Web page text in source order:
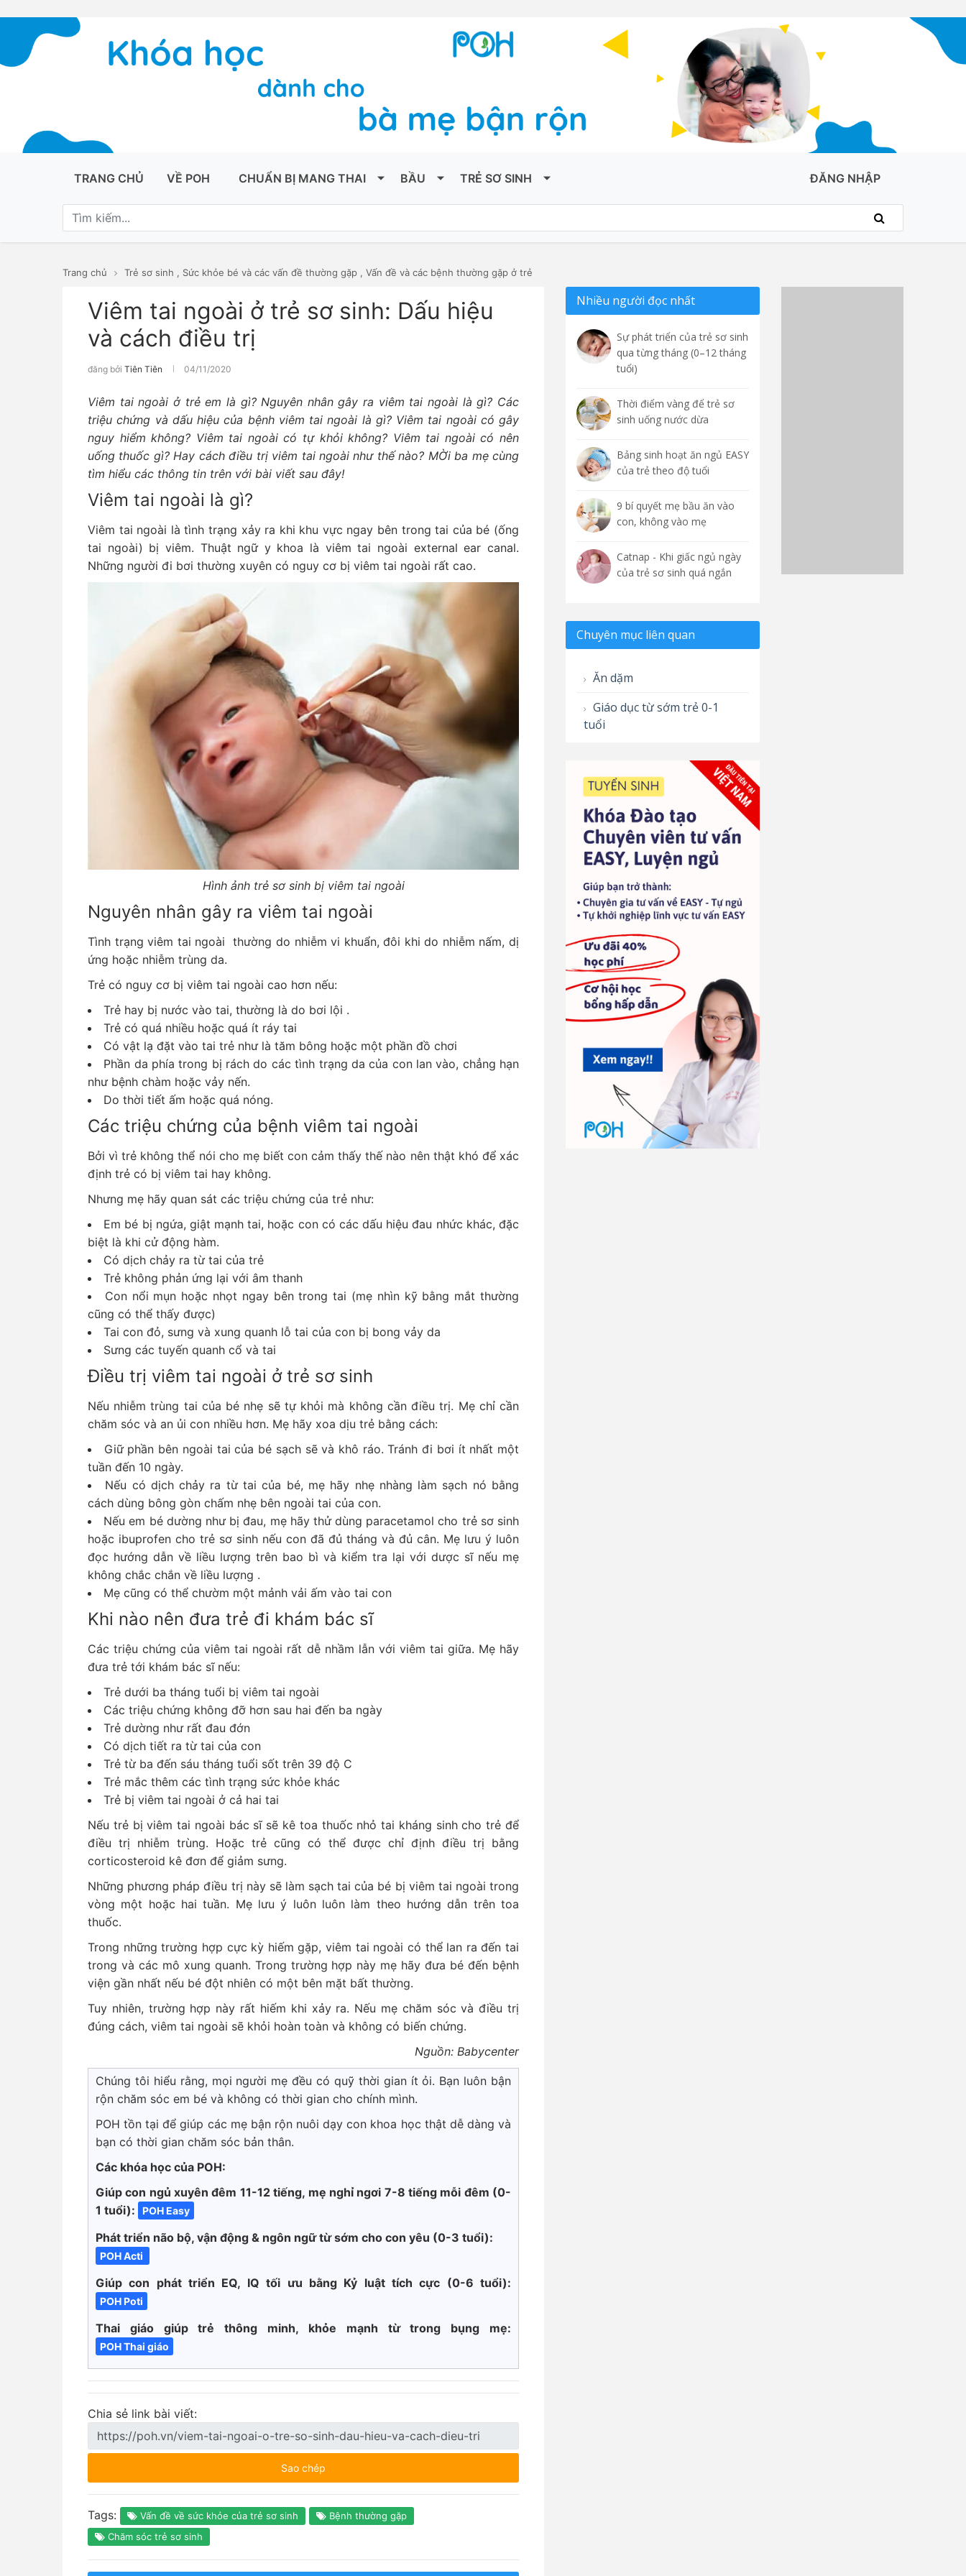
TRANG CHỦ VỀ POH CHUẨN BỊ MANG THAI BẦU TRẺ SƠ SINH ĐĂNG NHẬP
Trang chủ Trẻ sơ sinh , Sức khỏe bé và các vấn đề thường gặp , Vấn đề và các bệnh thường gặp ở trẻ
Viêm tai ngoài ở trẻ sơ sinh: Dấu hiệu
và cách điều trị
đăng bởi Tiên Tiên 04/11/2020
Viêm tai ngoài ở trẻ em là gì? Nguyên nhân gây ra viêm tai ngoài là gì? Các
triệu chứng và dấu hiệu của bệnh viêm tai ngoài là gì? Viêm tai ngoài có gây
nguy hiểm không? Viêm tai ngoài có tự khỏi không? Viêm tai ngoài có nên
uống thuốc gì? Hay cách điều trị viêm tai ngoài như thế nào? MỜi ba mẹ cùng
tìm hiểu các thông tin trên với bài viết sau đây!
Viêm tai ngoài là gì?
Viêm tai ngoài là tình trạng xảy ra khi khu vực ngay bên trong tai của bé (ống
tai ngoài) bị viêm. Thuật ngữ y khoa là viêm tai ngoài external ear canal.
Những người đi bơi thường xuyên có nguy cơ bị viêm tai ngoài rất cao.
Hình ảnh trẻ sơ sinh bị viêm tai ngoài
Nguyên nhân gây ra viêm tai ngoài
Tình trạng viêm tai ngoài thường do nhiễm vi khuẩn, đôi khi do nhiễm nấm, dị
ứng hoặc nhiễm trùng da.
Trẻ có nguy cơ bị viêm tai ngoài cao hơn nếu:
Trẻ hay bị nước vào tai, thường là do bơi lội .
Trẻ có quá nhiều hoặc quá ít ráy tai
Có vật lạ đặt vào tai trẻ như là tăm bông hoặc một phần đồ chơi
Phần da phía trong bị rách do các tình trạng da của con lan vào, chẳng hạn
như bệnh chàm hoặc vảy nến.
Do thời tiết ấm hoặc quá nóng.
Các triệu chứng của bệnh viêm tai ngoài
Bởi vì trẻ không thể nói cho mẹ biết con cảm thấy thế nào nên thật khó để xác
định trẻ có bị viêm tai hay không.
Nhưng mẹ hãy quan sát các triệu chứng của trẻ như:
Em bé bị ngứa, giật mạnh tai, hoặc con có các dấu hiệu đau nhức khác, đặc
biệt là khi cử động hàm.
Có dịch chảy ra từ tai của trẻ
Trẻ không phản ứng lại với âm thanh
Con nổi mụn hoặc nhọt ngay bên trong tai (mẹ nhìn kỹ bằng mắt thường
cũng có thể thấy được)
Tai con đỏ, sưng và xung quanh lỗ tai của con bị bong vảy da
Sưng các tuyến quanh cổ và tai
Điều trị viêm tai ngoài ở trẻ sơ sinh
Nếu nhiễm trùng tai của bé nhẹ sẽ tự khỏi mà không cần điều trị. Mẹ chỉ cần
chăm sóc và an ủi con nhiều hơn. Mẹ hãy xoa dịu trẻ bằng cách:
Giữ phần bên ngoài tai của bé sạch sẽ và khô ráo. Tránh đi bơi ít nhất một
tuần đến 10 ngày.
Nếu có dịch chảy ra từ tai của bé, mẹ hãy nhẹ nhàng làm sạch nó bằng
cách dùng bông gòn chấm nhẹ bên ngoài tai của con.
Nếu em bé dường như bị đau, mẹ hãy thử dùng paracetamol cho trẻ sơ sinh
hoặc ibuprofen cho trẻ sơ sinh nếu con đã đủ tháng và đủ cân. Mẹ lưu ý luôn
đọc hướng dẫn về liều lượng trên bao bì và kiểm tra lại với dược sĩ nếu mẹ
không chắc chắn về liều lượng .
Mẹ cũng có thể chườm một mảnh vải ấm vào tai con
Khi nào nên đưa trẻ đi khám bác sĩ
Các triệu chứng của viêm tai ngoài rất dễ nhầm lẫn với viêm tai giữa. Mẹ hãy
đưa trẻ tới khám bác sĩ nếu:
Trẻ dưới ba tháng tuổi bị viêm tai ngoài
Các triệu chứng không đỡ hơn sau hai đến ba ngày
Trẻ dường như rất đau đớn
Có dịch tiết ra từ tai của con
Trẻ từ ba đến sáu tháng tuổi sốt trên 39 độ C
Trẻ mắc thêm các tình trạng sức khỏe khác
Trẻ bị viêm tai ngoài ở cả hai tai
Nếu trẻ bị viêm tai ngoài bác sĩ sẽ kê toa thuốc nhỏ tai kháng sinh cho trẻ để
điều trị nhiễm trùng. Hoặc trẻ cũng có thể được chỉ định điều trị bằng
corticosteroid kê đơn để giảm sưng.
Những phương pháp điều trị này sẽ làm sạch tai của bé bị viêm tai ngoài trong
vòng một hoặc hai tuần. Mẹ lưu ý luôn luôn làm theo hướng dẫn trên toa
thuốc.
Trong những trường hợp cực kỳ hiếm gặp, viêm tai ngoài có thể lan ra đến tai
trong và các mô xung quanh. Trong trường hợp này mẹ hãy đưa bé đến bệnh
viện gần nhất nếu bé đột nhiên có một bên mặt bất thường.
Tuy nhiên, trường hợp này rất hiếm khi xảy ra. Nếu mẹ chăm sóc và điều trị
đúng cách, viêm tai ngoài sẽ khỏi hoàn toàn và không có biến chứng.
Nguồn: Babycenter
Chúng tôi hiểu rằng, mọi người mẹ đều có quỹ thời gian ít ỏi. Bạn luôn bận
rộn chăm sóc em bé và không có thời gian cho chính mình.
POH tồn tại để giúp các mẹ bận rộn nuôi dạy con khoa học thật dễ dàng và
bạn có thời gian chăm sóc bản thân.
Các khóa học của POH:
Giúp con ngủ xuyên đêm 11-12 tiếng, mẹ nghỉ ngơi 7-8 tiếng mỗi đêm (0-
1 tuổi):
POH Easy
Phát triển não bộ, vận động & ngôn ngữ từ sớm cho con yêu (0-3 tuổi):
POH Acti
Giúp con phát triển EQ, IQ tối ưu bằng Kỷ luật tích cực (0-6 tuổi):
POH Poti
Thai giáo giúp trẻ thông minh, khỏe mạnh từ trong bụng mẹ:
POH Thai giáo
Chia sẻ link bài viết:
Sao chép
Tags: Vấn đề về sức khỏe của trẻ sơ sinh
Bệnh thường gặp
Chăm sóc trẻ sơ sinh
Nhiều người đọc nhất
Sự phát triển của trẻ sơ sinh
qua từng tháng (0–12 tháng
tuổi)
Thời điểm vàng để trẻ sơ
sinh uống nước dừa
Bảng sinh hoạt ăn ngủ EASY
của trẻ theo độ tuổi
9 bí quyết mẹ bầu ăn vào
con, không vào mẹ
Catnap - Khi giấc ngủ ngày
của trẻ sơ sinh quá ngắn
Chuyên mục liên quan
Ăn dặm
Giáo dục từ sớm trẻ 0-1
tuổi